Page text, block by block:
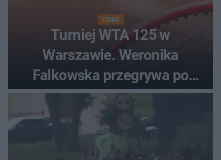
TENIS
Turniej WTA 125 w
Warszawie. Weronika
Falkowska przegrywa po
zaciętym boju